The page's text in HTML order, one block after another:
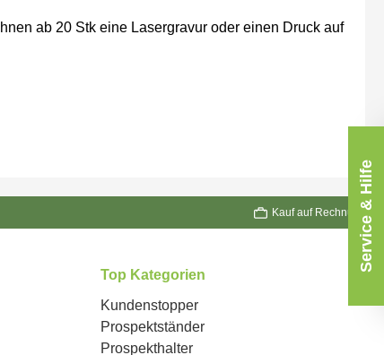
ab 20 Stk eine Lasergravur oder einen Druck auf
Kauf auf Rechnung
Top Kategorien
Kundenstopper
Prospektständer
Prospekthalter
Service & Hilfe